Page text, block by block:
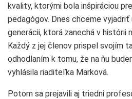
kvality, ktorými bola inšpiráciou
pedagógov. Dnes chceme
generácii, ktorá zanechá v histórii
Každý z jej členov prispel svojím
odhodlaním k tomu, že na ňu
vyhlásila riaditeľka Marková.
Potom sa prejavili aj triedni